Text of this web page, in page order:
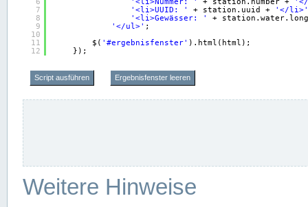
7
8
9
10
11
12
'<li>UUID: '
+ station.uuid +
'</li>'
'<li>Gewässer: '
+
'</ul>' ;
$( '#ergebnisfenster' ).html(html);
});
Script ausführen Ergebnisfenster leeren
Weitere Hinweise